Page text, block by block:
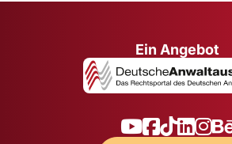
Ein Angebot